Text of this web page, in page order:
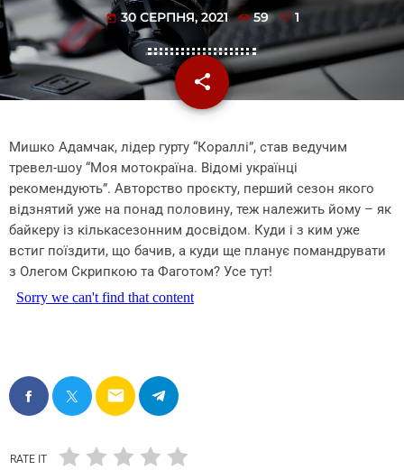
today 30 СЕРПНЯ, 2021 59 1
share
email
Мишко Адамчак, лідер гурту “Кораллі”, став ведучим
тревел-шоу “Моя мотокраїна. Відомі українці
рекомендують”. Авторство проєкту, перший сезон якого
відзнятий уже на понад половину, теж належить йому – як
байкеру із кількасезонним досвідом. Куди і з ким уже
встиг поїздити, що бачив, а куди ще планує помандрувати
з Олегом Скрипкою та Фаготом? Усе тут!
email
RATE IT